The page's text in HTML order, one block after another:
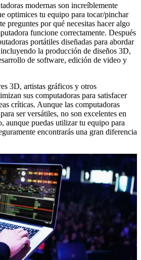
modernas son increíblemente
optimices tu equipo para tocar/pinchar
preguntes por qué necesitas hacer algo
funcione correctamente. Después
portátiles diseñadas para abordar
la producción de diseños 3D,
de software, edición de video y
3D, artistas gráficos y otros
sus computadoras para satisfacer
críticas. Aunque las computadoras
ser versátiles, no son excelentes en
aunque puedas utilizar tu equipo para
encontrarás una gran diferencia